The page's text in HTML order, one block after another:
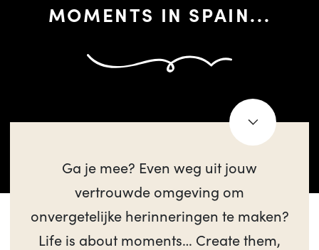
MOMENTS IN SPAIN...
Ga je mee? Even weg uit jouw
vertrouwde omgeving om
onvergetelijke herinneringen te maken?
Life is about moments… Create them,